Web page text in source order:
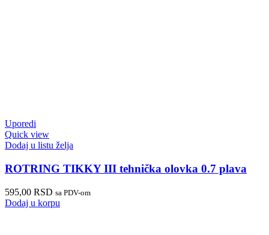
Uporedi
Quick view
Dodaj u listu želja
ROTRING TIKKY III tehnička olovka 0.7 plava
595,00 RSD sa PDV-om
Dodaj u korpu